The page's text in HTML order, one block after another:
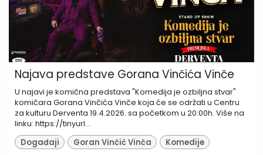
Najava predstave Gorana Vinčića Vinče
U najavi je komična predstava "Komedija je ozbiljna stvar"
komičara Gorana Vinčića Vinče koja će se održati u Centru
za kulturu Derventa 19.4.2026. sa početkom u 20:00h. Više na
linku: https://tinyurl...
Događaji
Goran Vinčić Vinča
Komedije